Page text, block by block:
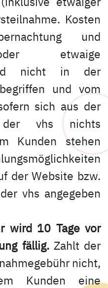
Kosten
und
etwaige
nicht in der
und vom
sich aus der
der vhs nichts
Kunden stehen
der Website bzw.
vhs angegeben
wird 10 Tage vor
fällig.Zahlt der
nicht,
Kunden eine